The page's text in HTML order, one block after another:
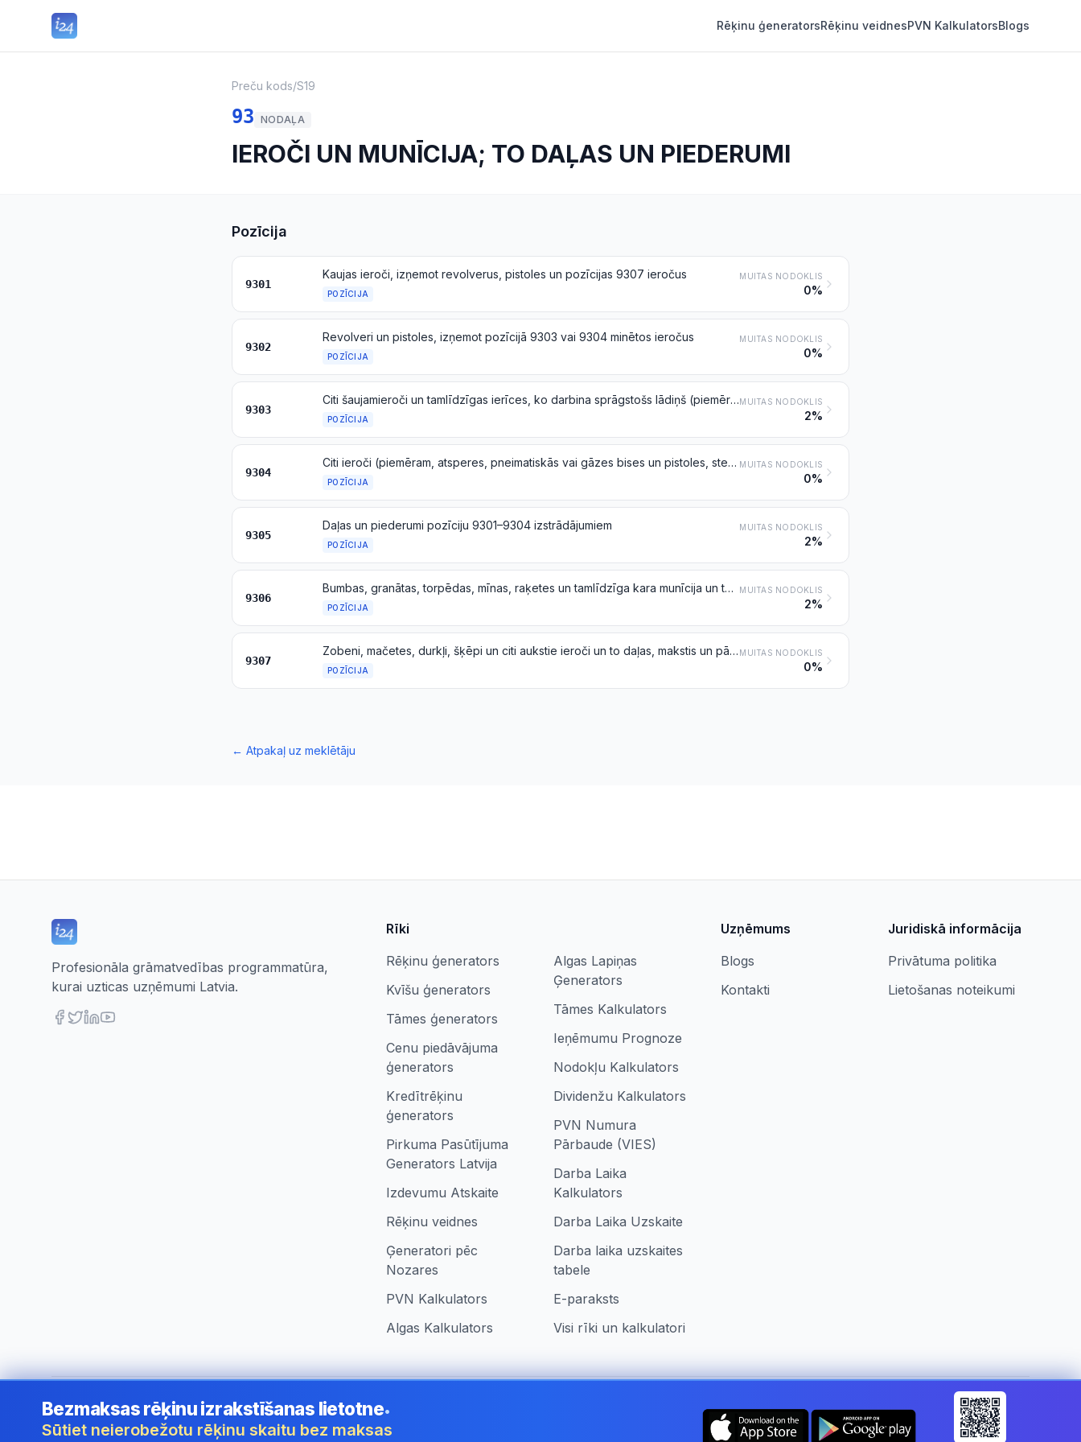
Rēķinu ģeneratorsRēķinu veidnesPVN KalkulatorsBlogs
Preču kods/S19
93 NODAĻA
IEROČI UN MUNĪCIJA; TO DAĻAS UN PIEDERUMI
Pozīcija
9301
Kaujas ieroči, izņemot revolverus, pistoles un pozīcijas 9307 ieročus
POZĪCIJA
MUITAS NODOKLIS
0%
9302
Revolveri un pistoles, izņemot pozīcijā 9303 vai 9304 minētos ieročus
POZĪCIJA
MUITAS NODOKLIS
0%
9303
Citi šaujamieroči un tamlīdzīgas ierīces, ko darbina sprāgstošs lādiņš (piemēram, medību bises un sporta šautenes, pa stobru lādējami šaujamieroči, raķešpistoles un citas ierīces signālraķešu palaišanai, salūtpatronu pistoles un revolveri, kaušanas ierīces, auklas izšaušanas ierīces)
POZĪCIJA
MUITAS NODOKLIS
2%
9304
Citi ieroči (piemēram, atsperes, pneimatiskās vai gāzes bises un pistoles, steki), izņemot pozīcijā 9307 minētos
POZĪCIJA
MUITAS NODOKLIS
0%
9305
Daļas un piederumi pozīciju 9301–9304 izstrādājumiem
POZĪCIJA
MUITAS NODOKLIS
2%
9306
Bumbas, granātas, torpēdas, mīnas, raķetes un tamlīdzīga kara munīcija un tās daļas; patronas un cita munīcija un šāviņi un to daļas, ieskaitot skrotis un patronu prapjus
POZĪCIJA
MUITAS NODOKLIS
2%
9307
Zobeni, mačetes, durkļi, šķēpi un citi aukstie ieroči un to daļas, makstis un pārvalki
POZĪCIJA
MUITAS NODOKLIS
0%
← Atpakaļ uz meklētāju
Profesionāla grāmatvedības programmatūra,
kurai uzticas uzņēmumi Latvia.
Rīki
Rēķinu ģenerators
Kvīšu ģenerators
Tāmes ģenerators
Cenu piedāvājuma
ģenerators
Kredītrēķinu
ģenerators
Pirkuma Pasūtījuma
Generators Latvija
Izdevumu Atskaite
Rēķinu veidnes
Ģeneratori pēc
Nozares
PVN Kalkulators
Algas Kalkulators
Algas Lapiņas
Ģenerators
Tāmes Kalkulators
Ieņēmumu Prognoze
Nodokļu Kalkulators
Dividenžu Kalkulators
PVN Numura
Pārbaude (VIES)
Darba Laika
Kalkulators
Darba Laika Uzskaite
Darba laika uzskaites
tabele
E-paraksts
Visi rīki un kalkulatori
Uzņēmums
Blogs
Kontakti
Juridiskā informācija
Privātuma politika
Lietošanas noteikumi
©2026i24 Limited. All rights reserved.•Uzņēmumiem Latvia Mainīt valsti: Latvia
Bezmaksas rēķinu izrakstīšanas lietotne•
Sūtiet neierobežotu rēķinu skaitu bez maksas